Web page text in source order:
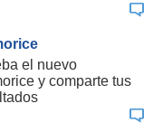
el nuevo
y comparte tus